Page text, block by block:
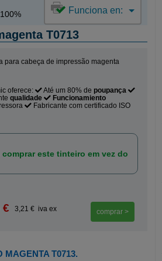
Funciona en:
T0713
para cabeça de impressão magenta
oferece: Até um 80% de poupança
qualidade
Funcionamiento
Fabricante com certificado ISO
comprar este tinteiro em vez do
€ 3,21 € iva ex comprar >
MAGENTA T0713.